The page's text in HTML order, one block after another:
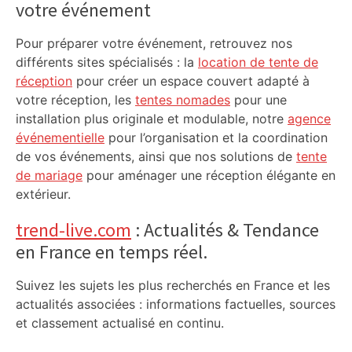
votre événement
Pour préparer votre événement, retrouvez nos
différents sites spécialisés : la location de tente de
réception pour créer un espace couvert adapté à
votre réception, les tentes nomades pour une
installation plus originale et modulable, notre agence
événementielle pour l’organisation et la coordination
de vos événements, ainsi que nos solutions de tente
de mariage pour aménager une réception élégante en
extérieur.
trend-live.com : Actualités & Tendance
en France en temps réel.
Suivez les sujets les plus recherchés en France et les
actualités associées : informations factuelles, sources
et classement actualisé en continu.